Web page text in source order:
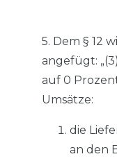
5. Dem § 12
angefügt:
auf 0
Umsätze:
die
an den